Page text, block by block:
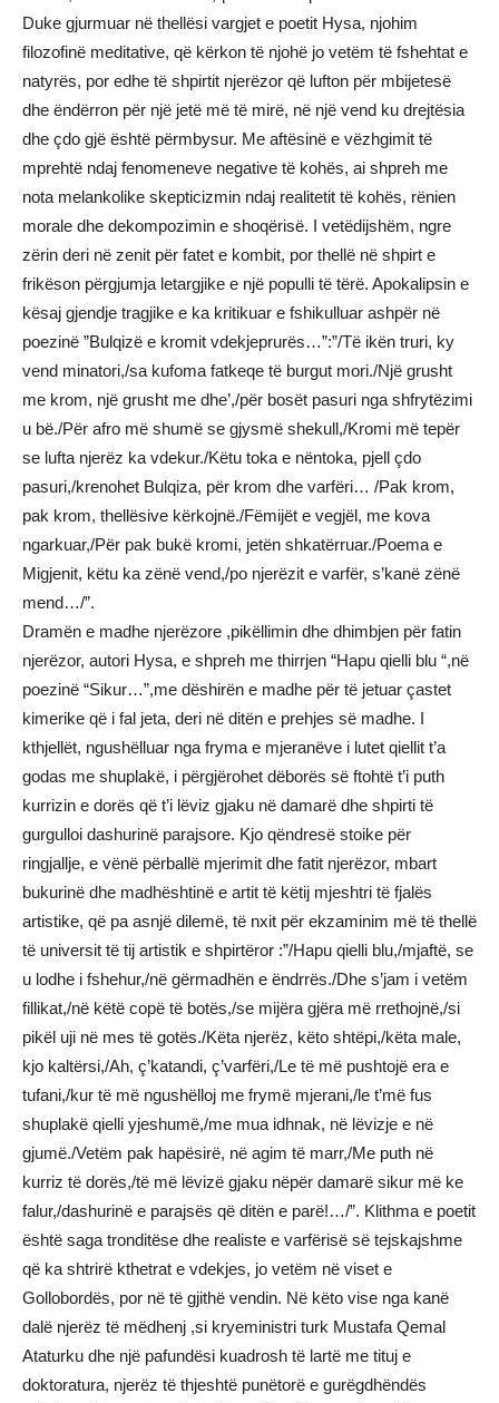
Duke gjurmuar në thellësi vargjet e poetit Hysa, njohim
filozofinë meditative, që kërkon të njohë jo vetëm të fshehtat e
natyrës, por edhe të shpirtit njerëzor që lufton për mbijetesë
dhe ëndërron për një jetë më të mirë, në një vend ku drejtësia
dhe çdo gjë është përmbysur. Me aftësinë e vëzhgimit të
mprehtë ndaj fenomeneve negative të kohës, ai shpreh me
nota melankolike skepticizmin ndaj realitetit të kohës, rënien
morale dhe dekompozimin e shoqërisë. I vetëdijshëm, ngre
zërin deri në zenit për fatet e kombit, por thellë në shpirt e
frikëson përgjumja letargjike e një populli të tërë. Apokalipsin e
kësaj gjendje tragjike e ka kritikuar e fshikulluar ashpër në
poezinë ”Bulqizë e kromit vdekjeprurës…”:”/Të ikën truri, ky
vend minatori,/sa kufoma fatkeqe të burgut mori./Një grusht
me krom, një grusht me dhe’,/për bosët pasuri nga shfrytëzimi
u bë./Për afro më shumë se gjysmë shekull,/Kromi më tepër
se lufta njerëz ka vdekur./Këtu toka e nëntoka, pjell çdo
pasuri,/krenohet Bulqiza, për krom dhe varfëri… /Pak krom,
pak krom, thellësive kërkojnë./Fëmijët e vegjël, me kova
ngarkuar,/Për pak bukë kromi, jetën shkatërruar./Poema e
Migjenit, këtu ka zënë vend,/po njerëzit e varfër, s’kanë zënë
mend…/”.
Dramën e madhe njerëzore ,pikëllimin dhe dhimbjen për fatin
njerëzor, autori Hysa, e shpreh me thirrjen “Hapu qielli blu “,në
poezinë “Sikur…”,me dëshirën e madhe për të jetuar çastet
kimerike që i fal jeta, deri në ditën e prehjes së madhe. I
kthjellët, ngushëlluar nga fryma e mjeranëve i lutet qiellit t’a
godas me shuplakë, i përgjërohet dëborës së ftohtë t’i puth
kurrizin e dorës që t’i lëviz gjaku në damarë dhe shpirti të
gurgulloi dashurinë parajsore. Kjo qëndresë stoike për
ringjallje, e vënë përballë mjerimit dhe fatit njerëzor, mbart
bukurinë dhe madhështinë e artit të këtij mjeshtri të fjalës
artistike, që pa asnjë dilemë, të nxit për ekzaminim më të thellë
të universit të tij artistik e shpirtëror :”/Hapu qielli blu,/mjaftë, se
u lodhe i fshehur,/në gërmadhën e ëndrrës./Dhe s’jam i vetëm
fillikat,/në këtë copë të botës,/se mijëra gjëra më rrethojnë,/si
pikël uji në mes të gotës./Këta njerëz, këto shtëpi,/këta male,
kjo kaltërsi,/Ah, ç’katandi, ç’varfëri,/Le të më pushtojë era e
tufani,/kur të më ngushëlloj me frymë mjerani,/le t’më fus
shuplakë qielli yjeshumë,/me mua idhnak, në lëvizje e në
gjumë./Vetëm pak hapësirë, në agim të marr,/Me puth në
kurriz të dorës,/të më lëvizë gjaku nëpër damarë sikur më ke
falur,/dashurinë e parajsës që ditën e parë!…/”. Klithma e poetit
është saga tronditëse dhe realiste e varfërisë së tejskajshme
që ka shtrirë kthetrat e vdekjes, jo vetëm në viset e
Gollobordës, por në të gjithë vendin. Në këto vise nga kanë
dalë njerëz të mëdhenj ,si kryeministri turk Mustafa Qemal
Ataturku dhe një pafundësi kuadrosh të lartë me tituj e
doktoratura, njerëz të thjeshtë punëtorë e gurëgdhëndës